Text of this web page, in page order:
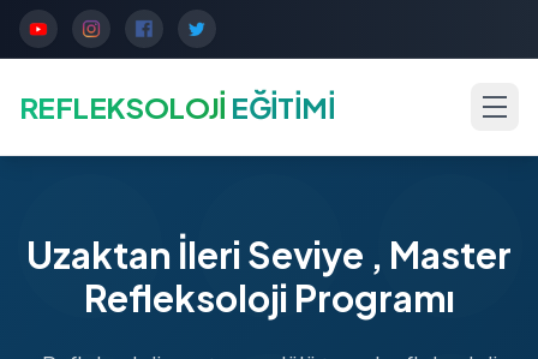
REFLEKSOLOJİ EĞİTİMİ
Uzaktan İleri Seviye , Master
Refleksoloji Programı